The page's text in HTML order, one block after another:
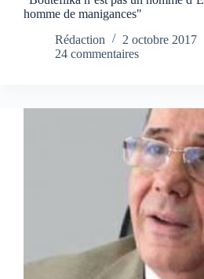
homme de manigances"
Rédaction
2 octobre 2017
24 commentaires